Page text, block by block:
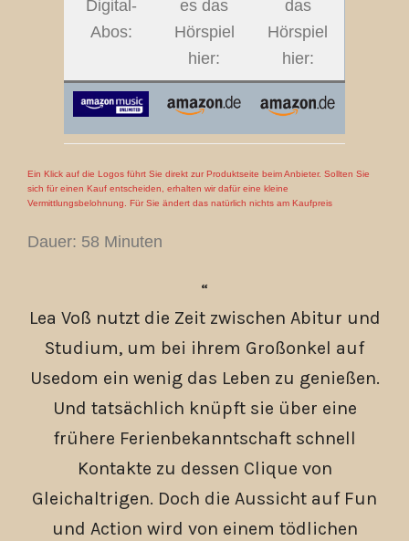
Digital-
Abos:
es das
Hörspiel
hier:
das
Hörspiel
hier:
Ein Klick auf die Logos führt Sie direkt zur Produktseite beim Anbieter. Sollten Sie
sich für einen Kauf entscheiden, erhalten wir dafür eine kleine
Vermittlungsbelohnung. Für Sie ändert das natürlich nichts am Kaufpreis
Dauer: 58 Minuten
Lea Voß nutzt die Zeit zwischen Abitur und
Studium, um bei ihrem Großonkel auf
Usedom ein wenig das Leben zu genießen.
Und tatsächlich knüpft sie über eine
frühere Ferienbekanntschaft schnell
Kontakte zu dessen Clique von
Gleichaltrigen. Doch die Aussicht auf Fun
und Action wird von einem tödlichen